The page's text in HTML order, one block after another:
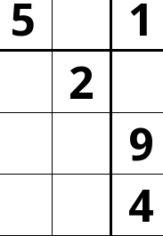
5 1
2
9
4